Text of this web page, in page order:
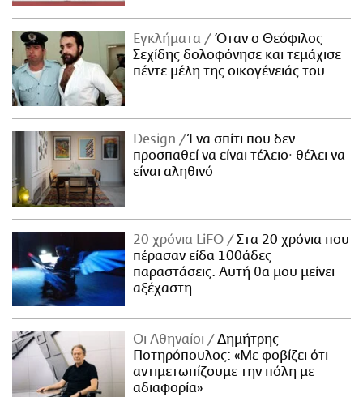
Εγκλήματα
Όταν ο Θεόφιλος
Σεχίδης δολοφόνησε και τεμάχισε
πέντε μέλη της οικογένειάς του
Design
Ένα σπίτι που δεν
προσπαθεί να είναι τέλειο· θέλει να
είναι αληθινό
20 χρόνια LiFO
Στα 20 χρόνια που
πέρασαν είδα 100άδες
παραστάσεις. Αυτή θα μου μείνει
αξέχαστη
Οι Αθηναίοι
Δημήτρης
Ποτηρόπουλος: «Με φοβίζει ότι
αντιμετωπίζουμε την πόλη με
αδιαφορία»